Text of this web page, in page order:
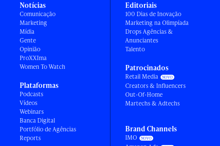
Notícias
Comunicação
Marketing
Mídia
Gente
Opinião
ProXXIma
Women To Watch
Plataformas
Podcasts
Vídeos
Webinars
Banca Digital
Portfólio de Agências
Reports
Editoriais
100 Dias de Inovação
Marketing na Olimpíada
Drops Agências &
Anunciantes
Talento
Patrocinados
Retail Media
Creators & Influencers
Out-Of-Home
Martechs & Adtechs
Brand Channels
IMO